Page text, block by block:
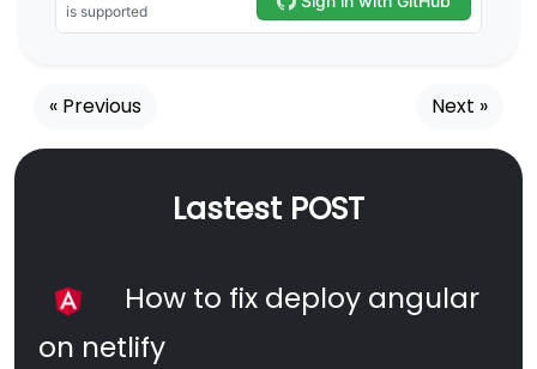
« Previous Next »
Lastest POST
How to fix deploy angular
on netlify